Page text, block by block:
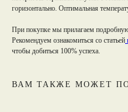
горизонтально. Оптимальная
При покупке мы прилагаем
Рекомендуем ознакомиться со статьей
чтобы добиться 100% успеха.
ВАМ ТАКЖЕ МОЖЕТ